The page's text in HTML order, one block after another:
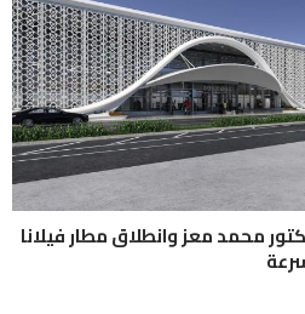
محمد معز وانطلاق مطار فيلانا